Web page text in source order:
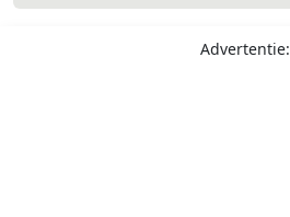
Advertentie: